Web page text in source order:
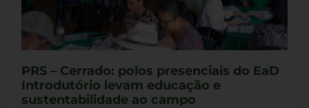
PRS – Cerrado: polos presenciais do EaD
Introdutório levam educação e
sustentabilidade ao campo